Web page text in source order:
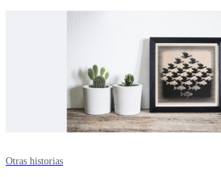
Otras historias